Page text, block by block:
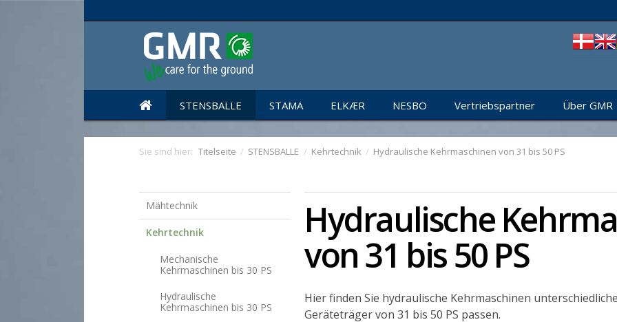
STENSBALLE STAMA ELKÆR NESBO Vertriebspartner Über GMR
Sie sind hier: Titelseite / STENSBALLE / Kehrtechnik / Hydraulische Kehrmaschinen von 31 bis 50 PS
Mähtechnik
Kehrtechnik
Mechanische
Kehrmaschinen bis 30 PS
Hydraulische
Kehrmaschinen bis 30 PS
Hydraulische
von 31 bis 50 PS
Hier finden Sie hydraulische Kehrmaschinen
Geräteträger von 31 bis 50 PS passen.